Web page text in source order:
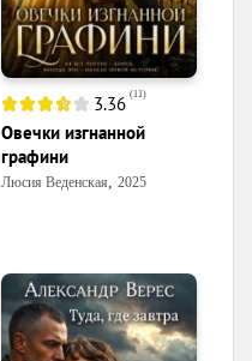
3.36 (11)
Овечки изгнанной
графини
Люсия Веденская, 2025